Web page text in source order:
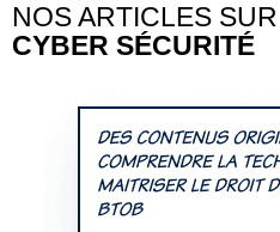
NOS ARTICLES
CYBER SÉCURITÉ